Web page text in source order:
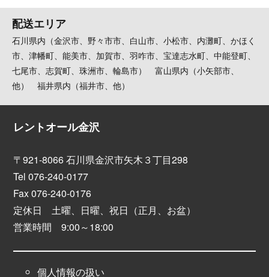
配送エリア
石川県内（金沢市、野々市市、白山市、小松市、内灘町、かほく
市、津幡町、能美市、加賀市、羽咋市、宝達志水町、中能登町、
七尾市、志賀町、珠洲市、輪島市） 富山県内（小矢部市、
他） 福井県内（福井市、他）
レントオール金沢
〒921-8066 石川県金沢市矢木３丁目298
Tel 076-240-0177
Fax 076-240-0176
定休日 土曜、日曜、祝日（正月、お盆）
営業時間 9:00～18:00
個人情報の扱い